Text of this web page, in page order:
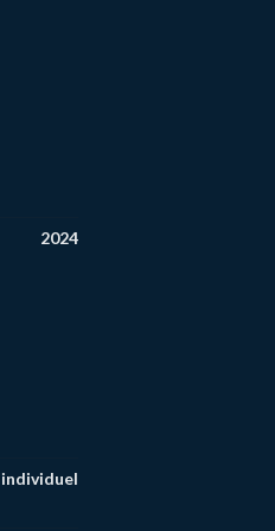
2024
individuel